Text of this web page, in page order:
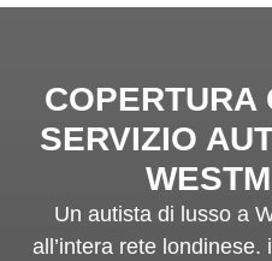
SERVIZIO
Un autista di lusso a
all’intera rete